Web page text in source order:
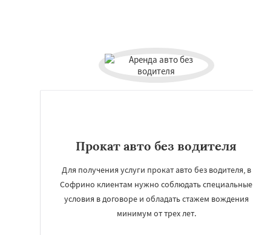
Прокат авто без водителя
Для получения услуги прокат авто без водителя, в
Софрино клиентам нужно соблюдать специальные
условия в договоре и обладать стажем вождения
минимум от трех лет.